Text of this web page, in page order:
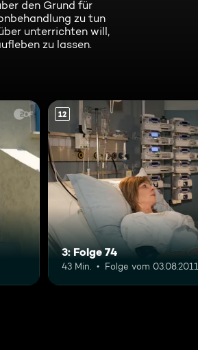
den Grund für
zu tun
unterrichten will,
zu lassen.
12
3: Folge 74
43 Min. Folge vom 03.08.2011